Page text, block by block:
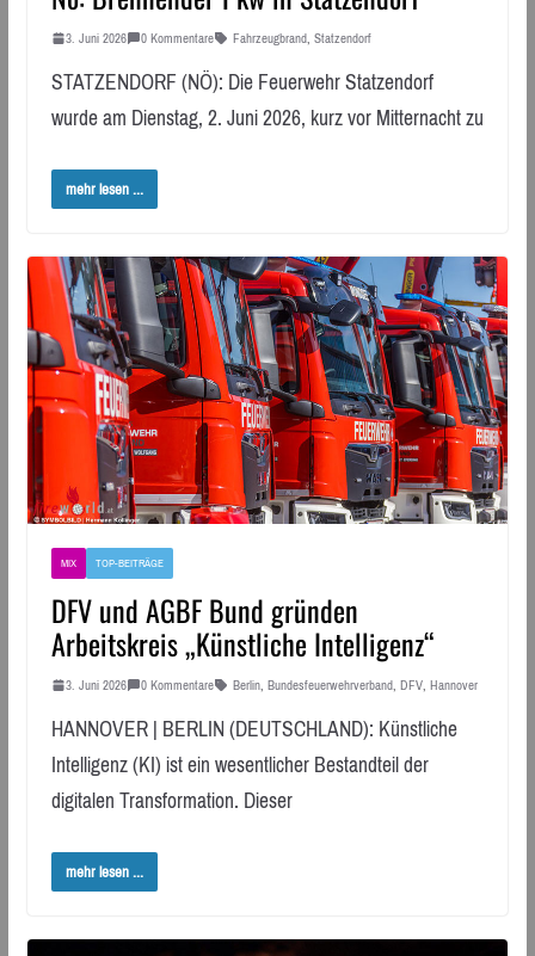
3. Juni 2026 0 Kommentare Fahrzeugbrand, Statzendorf
STATZENDORF (NÖ): Die Feuerwehr Statzendorf
wurde am Dienstag, 2. Juni 2026, kurz vor Mitternacht zu
mehr lesen ...
MIX TOP-BEITRÄGE
DFV und AGBF Bund gründen
Arbeitskreis „Künstliche Intelligenz“
3. Juni 2026 0 Kommentare Berlin, Bundesfeuerwehrverband, DFV, Hannover
HANNOVER | BERLIN (DEUTSCHLAND): Künstliche
Intelligenz (KI) ist ein wesentlicher Bestandteil der
digitalen Transformation. Dieser
mehr lesen ...